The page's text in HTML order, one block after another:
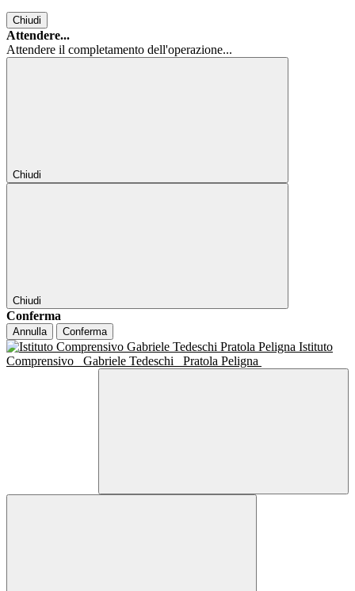
Chiudi
Attendere...
Attendere il completamento dell'operazione...
Chiudi
Chiudi
Conferma
Annulla Conferma
Istituto
Comprensivo
Gabriele Tedeschi Pratola Peligna